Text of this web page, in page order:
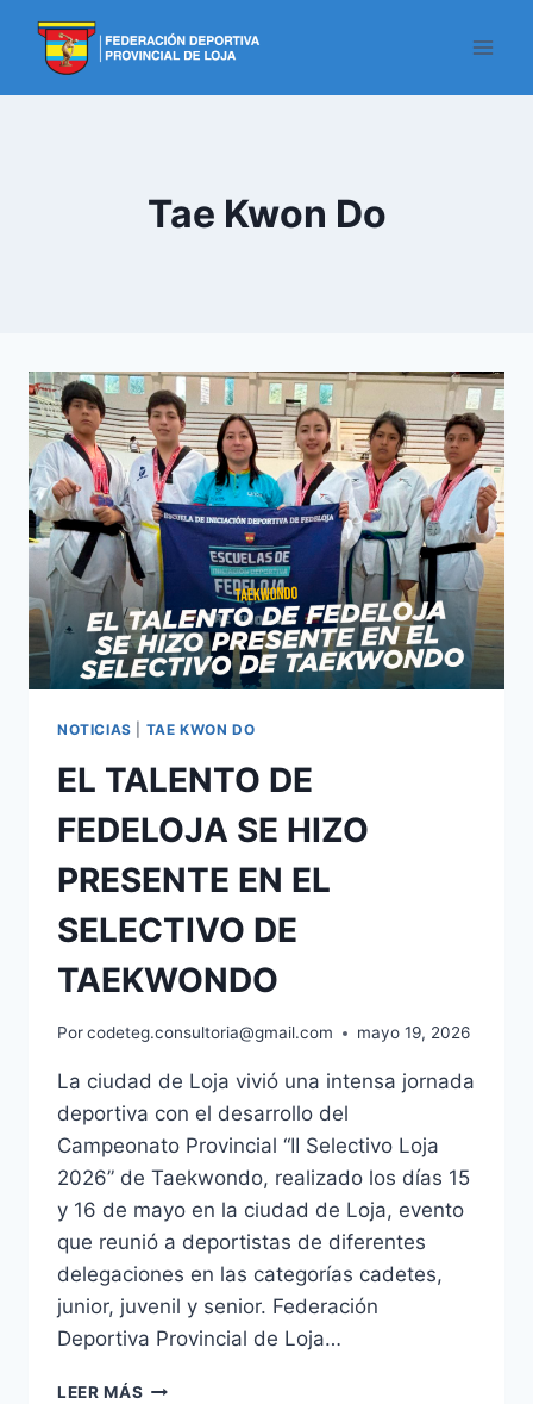
Tae Kwon Do
NOTICIAS TAE KWON DO
EL TALENTO DE
FEDELOJA SE HIZO
PRESENTE EN EL
SELECTIVO DE
TAEKWONDO
Porcodeteg.consultoria@gmail.com mayo 19, 2026
La ciudad de Loja vivió una intensa jornada
deportiva con el desarrollo del
Campeonato Provincial “II Selectivo Loja
2026” de Taekwondo, realizado los días 15
y 16 de mayo en la ciudad de Loja, evento
que reunió a deportistas de diferentes
delegaciones en las categorías cadetes,
junior, juvenil y senior. Federación
Deportiva Provincial de Loja…
LEER MÁS